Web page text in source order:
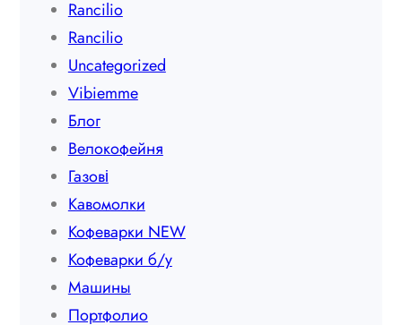
Rancilio
Rancilio
Uncategorized
Vibiemme
Блог
Велокофейня
Газові
Кавомолки
Кофеварки NEW
Кофеварки б/у
Машины
Портфолио